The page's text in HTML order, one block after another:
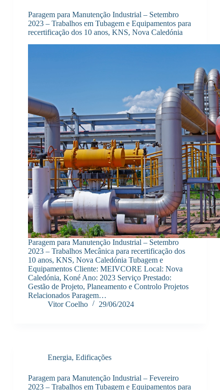
Paragem para Manutenção Industrial – Setembro
2023 – Trabalhos em Tubagem e Equipamentos para
recertificação dos 10 anos, KNS, Nova Caledónia
Paragem para Manutenção Industrial – Setembro
2023 – Trabalhos Mecânica para recertificação dos
10 anos, KNS, Nova Caledónia Tubagem e
Equipamentos Cliente: MEIVCORE Local: Nova
Caledónia, Koné Ano: 2023 Serviço Prestado:
Gestão de Projeto, Planeamento e Controlo Projetos
Relacionados Paragem…
Vitor Coelho
29/06/2024
Energia, Edificações
Paragem para Manutenção Industrial – Fevereiro
2023 – Trabalhos em Tubagem e Equipamentos para